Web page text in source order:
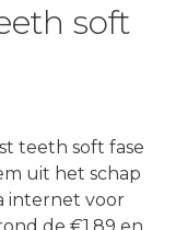
soft
teeth soft fase
uit het schap
internet voor
de €1,89 en